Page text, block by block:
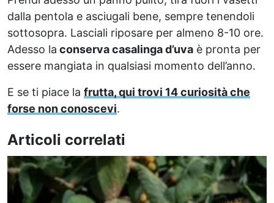
dalla pentola e asciugali bene, sempre tenendoli
sottosopra. Lasciali riposare per almeno 8-10 ore.
Adesso la conserva casalinga d’uva è pronta per
essere mangiata in qualsiasi momento dell’anno.
E se ti piace la frutta, qui trovi 14 curiosità che
forse non conoscevi.
Articoli correlati